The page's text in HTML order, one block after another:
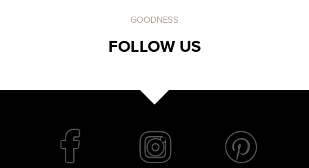
GOODNESS
FOLLOW US